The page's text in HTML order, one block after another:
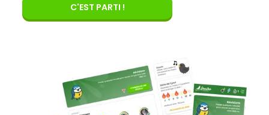
C'EST PARTI !